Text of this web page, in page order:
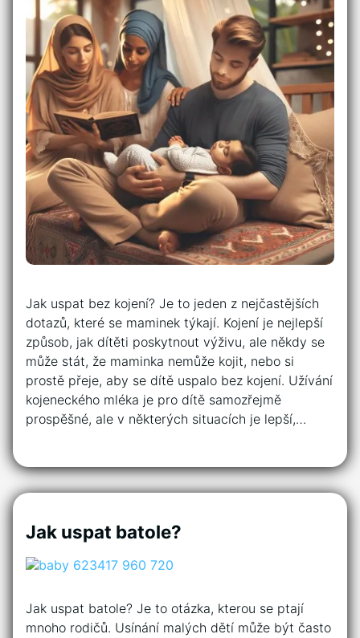
Jak uspat bez kojení? Je to jeden z nejčastějších
dotazů, které se maminek týkají. Kojení je nejlepší
způsob, jak dítěti poskytnout výživu, ale někdy se
může stát, že maminka nemůže kojit, nebo si
prostě přeje, aby se dítě uspalo bez kojení. Užívání
kojeneckého mléka je pro dítě samozřejmě
prospěšné, ale v některých situacích je lepší,…
Jak uspat batole?
Jak uspat batole? Je to otázka, kterou se ptají
mnoho rodičů. Usínání malých dětí může být často